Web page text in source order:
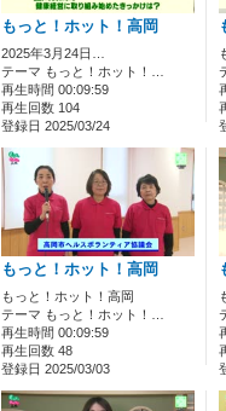
もっと！ホット！高岡
2025年3月24日…
テーマ もっと！ホット！…
再生時間 00:09:59
再生回数 104
登録日 2025/03/24
もっと！ホット！高岡
もっと！ホット！高岡
テーマ もっと！ホット！…
再生時間 00:09:59
再生回数 48
登録日 2025/03/03